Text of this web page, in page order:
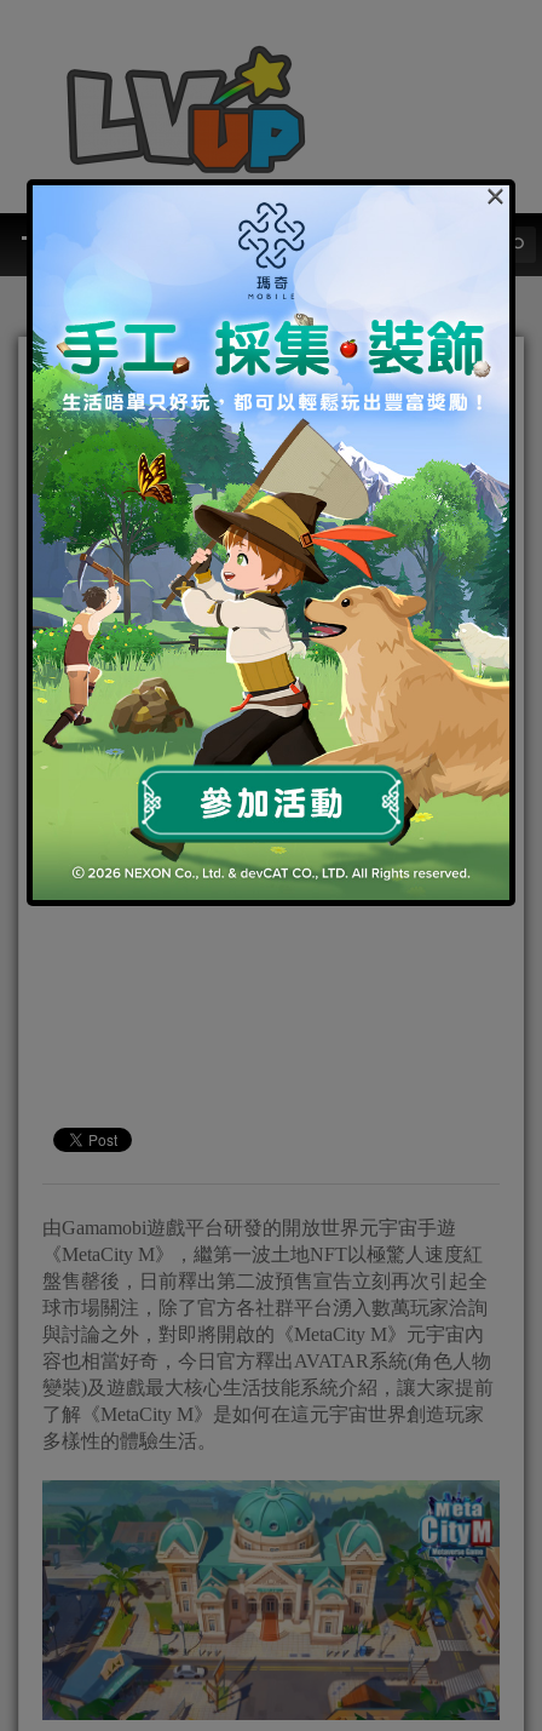
揭開《MetaCity M》元宇
宙神秘面紗 窺探開發進度 入
門系統大公開
2022-03-08|Android,IOS,手機遊戲
由Gamamobi遊戲平台研發的開放世界元宇宙手遊
《MetaCity M》，繼第一波土地NFT以極驚人速度紅
盤售罄後，日前釋出第二波預售宣告立刻再次引起全
球市場關注，除了官方各社群平台湧入數萬玩家洽詢
與討論之外，對即將開啟的《MetaCity M》元宇宙內
容也相當好奇，今日官方釋出AVATAR系統(角色人物
變裝)及遊戲最大核心生活技能系統介紹，讓大家提前
了解《MetaCity M》是如何在這元宇宙世界創造玩家
多樣性的體驗生活。
×